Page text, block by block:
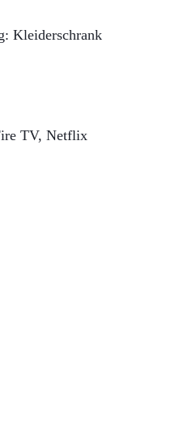
Kleiderschrank
TV, Netflix